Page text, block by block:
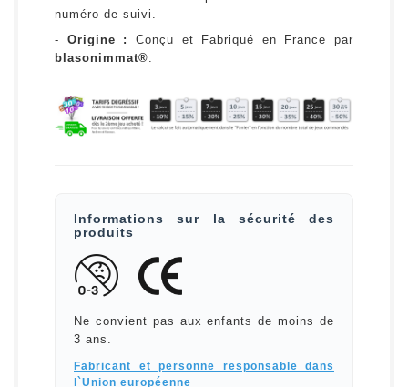
numéro de suivi.
- Origine :
Conçu et Fabriqué en France par
blasonimmat®.
Informations sur la sécurité des
produits
Ne convient pas aux enfants de moins de
3 ans.
Fabricant et personne responsable dans
l`Union européenne